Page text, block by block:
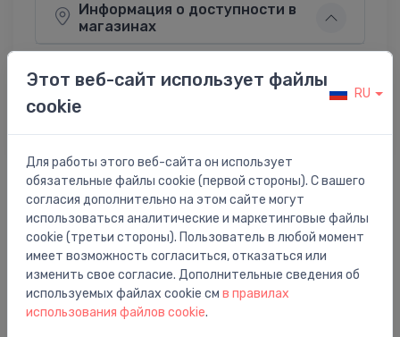
Информация о доступности в
магазинах
Описание товара
AME 130 motors vārstiem 24V, 24 s/mm, 200N
Этот веб-сайт использует файлы
cookie
RU
Для работы этого веб-сайта он использует
обязательные файлы cookie (первой стороны). С вашего
согласия дополнительно на этом сайте могут
использоваться аналитические и маркетинговые файлы
cookie (третьи стороны). Пользователь в любой момент
имеет возможность согласиться, отказаться или
изменить свое согласие. Дополнительные сведения об
используемых файлах cookie см в правилах
использования файлов cookie.